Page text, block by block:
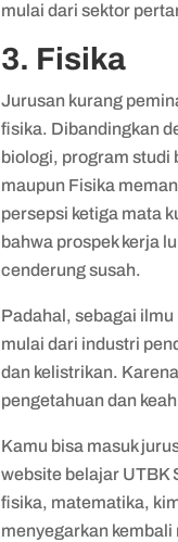
mulai dari sektor
3. Fisika
Jurusan kurang
fisika. Dibandingkan
biologi, program studi
maupun Fisika
persepsi ketiga mata
bahwa prospek kerja
cenderung susah.
Padahal, sebagai
mulai dari industri
dan kelistrikan.
pengetahuan dan
Kamu bisa masuk
website belajar UTBK
fisika, matematika,
menyegarkan